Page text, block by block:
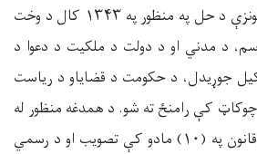
نه شو کولای. د یادې ستونزې د حل په منظور په ۱۳۴۳ کال د وخت
د مدني او د دولت د ملکیت د دعوا د
جوړیدل، د حکومت د قضایاو د ریاست
چوکاټ کې رامنځ ته شو. د همدغه منظور له
پاره د حکومت د قضایاو قانون په (۱۰) مادو کې تصویب او د رسمي